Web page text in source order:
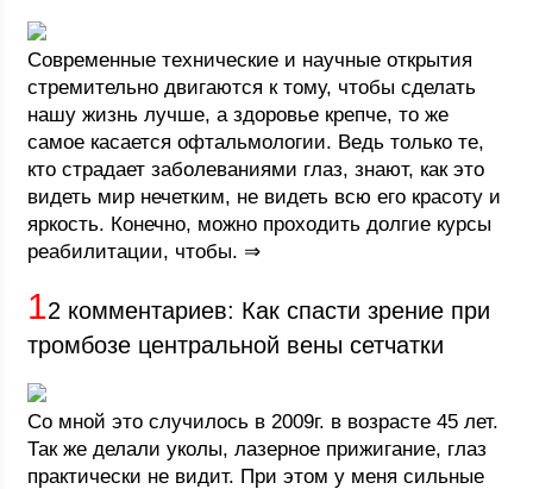
Современные технические и научные открытия
стремительно двигаются к тому, чтобы сделать
нашу жизнь лучше, а здоровье крепче, то же
самое касается офтальмологии. Ведь только те,
кто страдает заболеваниями глаз, знают, как это
видеть мир нечетким, не видеть всю его красоту и
яркость. Конечно, можно проходить долгие курсы
реабилитации, чтобы. ⇒
12 комментариев: Как спасти зрение при
тромбозе центральной вены сетчатки
Со мной это случилось в 2009г. в возрасте 45 лет.
Так же делали уколы, лазерное прижигание, глаз
практически не видит. При этом у меня сильные